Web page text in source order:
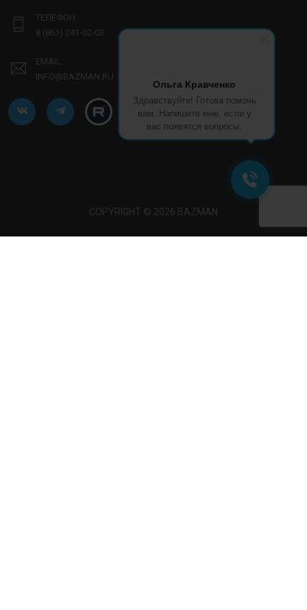
Ольга Кравченко
Здравствуйте! Готова помочь
вам. Напишите мне, если у
вас появятся вопросы.
ТЕЛЕФОН:
8 (861) 241-02-03
EMAIL:
INFO@BAZMAN.RU
COPYRIGHT © 2026 BAZMAN